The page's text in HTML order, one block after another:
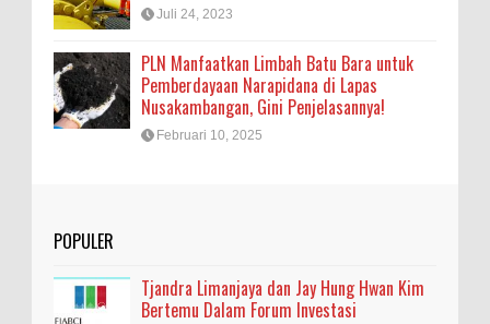
Juli 24, 2023
PLN Manfaatkan Limbah Batu Bara untuk
Pemberdayaan Narapidana di Lapas
Nusakambangan, Gini Penjelasannya!
Februari 10, 2025
POPULER
Tjandra Limanjaya dan Jay Hung Hwan Kim
Bertemu Dalam Forum Investasi